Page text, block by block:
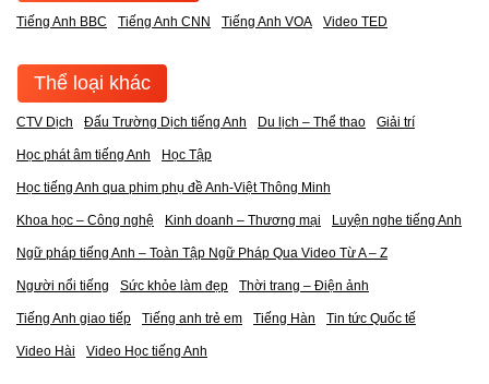
Tiếng Anh BBC Tiếng Anh CNN Tiếng Anh VOA Video TED
Thể loại khác
CTV Dịch Đấu Trường Dịch tiếng Anh Du lịch – Thể thao Giải trí
Học phát âm tiếng Anh Học Tập
Học tiếng Anh qua phim phụ đề Anh-Việt Thông Minh
Khoa học – Công nghệ Kinh doanh – Thương mại Luyện nghe tiếng Anh
Ngữ pháp tiếng Anh – Toàn Tập Ngữ Pháp Qua Video Từ A – Z
Người nổi tiếng Sức khỏe làm đẹp Thời trang – Điện ảnh
Tiếng Anh giao tiếp Tiếng anh trẻ em Tiếng Hàn Tin tức Quốc tế
Video Hài Video Học tiếng Anh